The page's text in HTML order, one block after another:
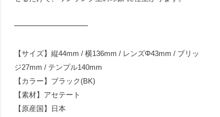
━━━━━━━━━━
【サイズ】縦44mm / 横136mm / レンズΦ43mm / ブリッ
ジ27mm / テンプル140mm
【カラー】ブラック(BK)
【素材】アセテート
【原産国】日本